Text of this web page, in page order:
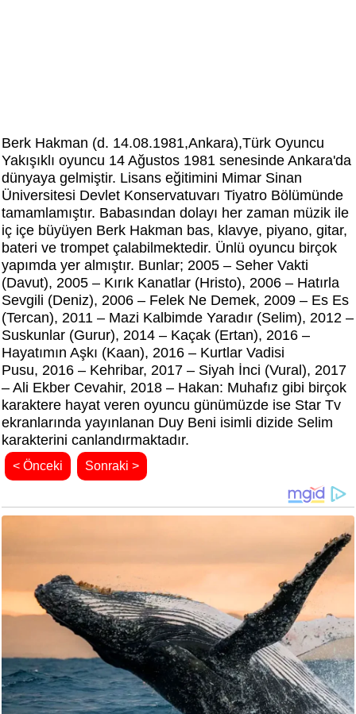
Berk Hakman (d. 14.08.1981,Ankara),Türk Oyuncu
Yakışıklı oyuncu 14 Ağustos 1981 senesinde Ankara'da
dünyaya gelmiştir. Lisans eğitimini Mimar Sinan
Üniversitesi Devlet Konservatuvarı Tiyatro Bölümünde
tamamlamıştır. Babasından dolayı her zaman müzik ile
iç içe büyüyen Berk Hakman bas, klavye, piyano, gitar,
bateri ve trompet çalabilmektedir. Ünlü oyuncu birçok
yapımda yer almıştır. Bunlar; 2005 – Seher Vakti
(Davut), 2005 – Kırık Kanatlar (Hristo), 2006 – Hatırla
Sevgili (Deniz), 2006 – Felek Ne Demek, 2009 – Es Es
(Tercan), 2011 – Mazi Kalbimde Yaradır (Selim), 2012 –
Suskunlar (Gurur), 2014 – Kaçak (Ertan), 2016 –
Hayatımın Aşkı (Kaan), 2016 – Kurtlar Vadisi
Pusu, 2016 – Kehribar, 2017 – Siyah İnci (Vural), 2017
– Ali Ekber Cevahir, 2018 – Hakan: Muhafız gibi birçok
karaktere hayat veren oyuncu günümüzde ise Star Tv
ekranlarında yayınlanan Duy Beni isimli dizide Selim
karakterini canlandırmaktadır.
< Önceki Sonraki >